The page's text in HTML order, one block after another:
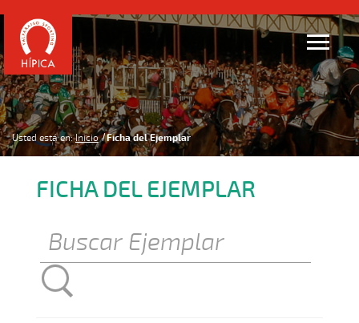
Usted está en: Inicio Ficha del Ejemplar
FICHA DEL EJEMPLAR